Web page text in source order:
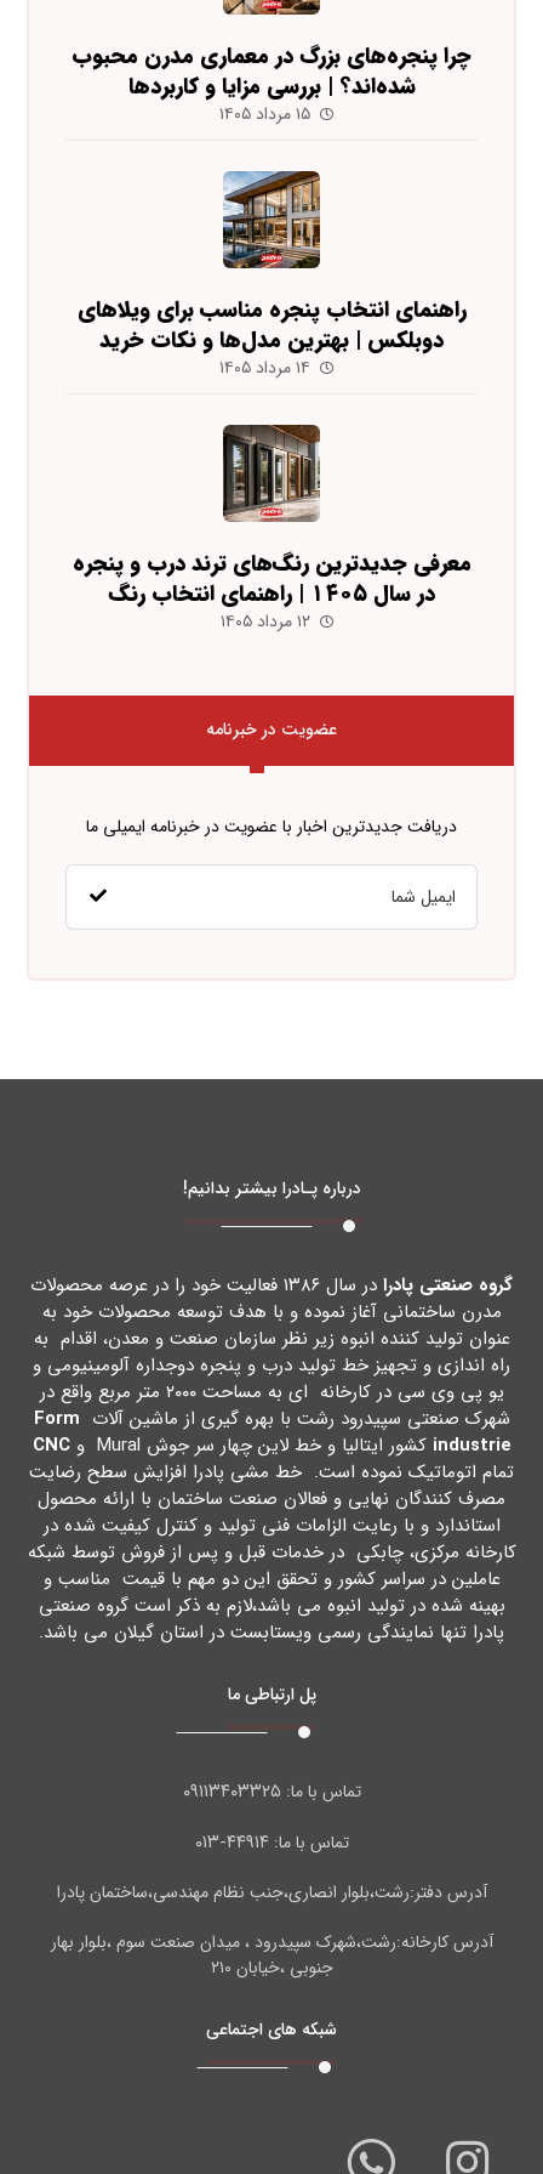
چرا پنجره‌های بزرگ در معماری مدرن محبوب
شده‌اند؟ | بررسی مزایا و کاربردها
۱۵ مرداد ۱۴۰۵
راهنمای انتخاب پنجره مناسب برای ویلاهای
دوبلکس | بهترین مدل‌ها و نکات خرید
۱۴ مرداد ۱۴۰۵
معرفی جدیدترین رنگ‌های ترند درب و پنجره
در سال ۱۴۰۵ | راهنمای انتخاب رنگ
۱۲ مرداد ۱۴۰۵
عضویت در خبرنامه
دریافت جدیدترین اخبار با عضویت در خبرنامه ایمیلی ما
درباره پـادرا بیشتر بدانیم!
گروه صنعتی پادرا
در سال ۱۳۸۶ فعالیت خود را در عرصه محصولات
مدرن ساختمانی آغاز نموده و با هدف توسعه محصولات خود به
عنوان تولید کننده انبوه زیر نظر سازمان صنعت و معدن، اقدام به
راه اندازي و تجهیز خط تولید درب و پنجره دوجداره آلومینیومی و
یو پی وي سی در کارخانه اي به مساحت ۲۰۰۰ متر مربع واقع در
شهرك صنعتی سپیدرود رشت با بهره گیري از ماشین آلات Form
industrie کشور ایتالیا و خط لاین چهار سر جوش Mural و
CNC
تمام اتوماتیک نموده است. خط مشی پادرا افزایش سطح رضایت
مصرف کنندگان نهایی و فعالان صنعت ساختمان با ارائه محصول
استاندارد و با رعایت الزامات فنی تولید و کنترل کیفیت شده در
کارخانه مرکزي، چابکی در خدمات قبل و پس از فروش توسط شبکه
عاملین در سراسر کشور و تحقق این دو مهم با قیمت مناسب و
بهینه شده در تولید انبوه می باشد،لازم به ذکر است گروه صنعتی
پادرا تنها نمایندگی رسمی ویستابست در استان گیلان می باشد.
پل ارتباطی ما
تماس با ما:۰۹۱۱۳۴۰۳۳۲۵
تماس با ما: ۴۴۹۱۴-۰۱۳
آدرس دفتر:رشت،بلوار انصاری،جنب نظام مهندسی،ساختمان پادرا
آدرس کارخانه:رشت،شهرک سپیدرود ، میدان صنعت سوم ،بلوار بهار
جنوبی ،خیابان ۲۱۰
شبکه های اجتماعی